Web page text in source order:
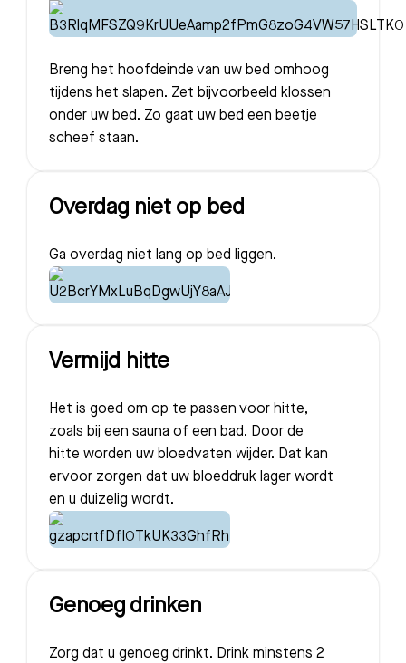
Meest gezocht:
Bezoektijden
Afspraak maken
Afdelingen
Breng het hoofdeinde van uw bed omhoog
tijdens het slapen. Zet bijvoorbeeld klossen
onder uw bed. Zo gaat uw bed een beetje
scheef staan.
Overdag niet op bed
Ga overdag niet lang op bed liggen.
Vermijd hitte
Het is goed om op te passen voor hitte,
zoals bij een sauna of een bad. Door de
hitte worden uw bloedvaten wijder. Dat kan
ervoor zorgen dat uw bloeddruk lager wordt
en u duizelig wordt.
Genoeg drinken
Zorg dat u genoeg drinkt. Drink minstens 2